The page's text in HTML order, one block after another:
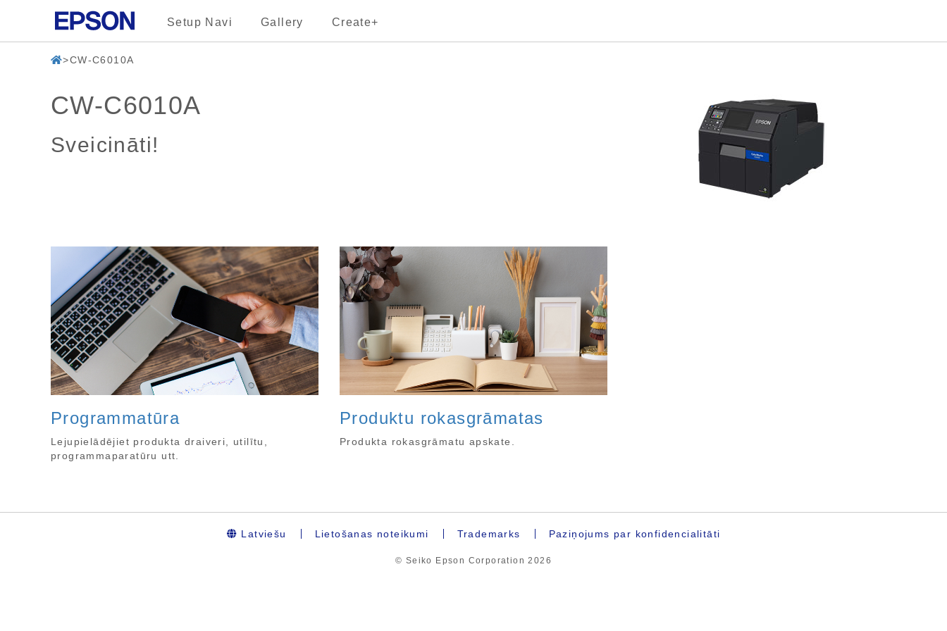
Setup Navi Gallery Create+
CW-C6010A
CW-C6010A
Sveicināti!
Programmatūra
Lejupielādējiet produkta draiveri, utilītu,
programmaparatūru utt.
Produktu rokasgrāmatas
Produkta rokasgrāmatu apskate.
Latviešu Lietošanas noteikumi Trademarks Paziņojums par konfidencialitāti
© Seiko Epson Corporation2026